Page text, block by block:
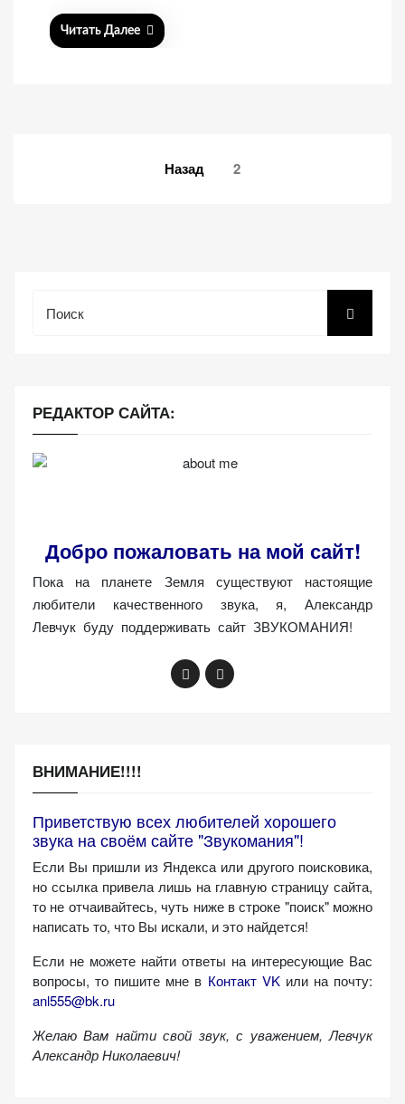
Читать Далее
Назад 2
РЕДАКТОР САЙТА:
Добро пожаловать на мой сайт!
Пока на планете Земля существуют настоящие
любители качественного звука, я, Александр
Левчук буду поддерживать сайт ЗВУКОМАНИЯ!
ВНИМАНИЕ!!!!
Приветствую всех любителей хорошего
звука на своём сайте "Звукомания"!
Если Вы пришли из Яндекса или другого поисковика,
но ссылка привела лишь на главную страницу сайта,
то не отчаивайтесь, чуть ниже в строке "поиск" можно
написать то, что Вы искали, и это найдется!
Если не можете найти ответы на интересующие Вас
вопросы, то пишите мне в Контакт VKили на почту:
anl555@bk.ru
Желаю Вам найти свой звук, с уважением, Левчук
Александр Николаевич!